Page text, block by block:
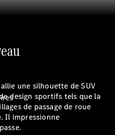
une silhouette de SUV
design sportifs tels que la
de passage de roue
Il impressionne